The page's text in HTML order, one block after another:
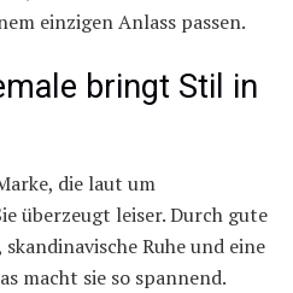
einzigen Anlass passen.
bringt Stil in
die laut um
überzeugt leiser. Durch gute
Ruhe und eine
macht sie so spannend.